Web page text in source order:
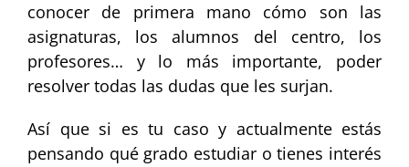
conocer de primera mano cómo son las
asignaturas, los alumnos del centro, los
profesores… y lo más importante, poder
resolver todas las dudas que les surjan.
Así que si es tu caso y actualmente estás
pensando qué grado estudiar o tienes interés